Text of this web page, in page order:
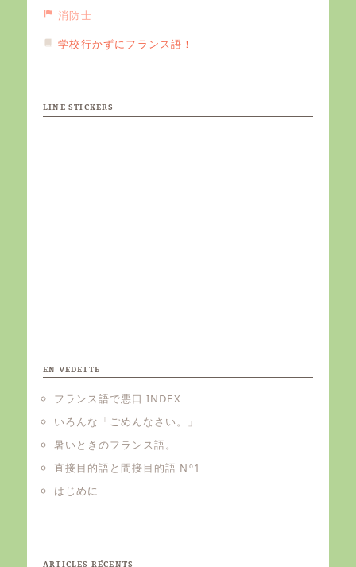
消防士
学校行かずにフランス語！
LINE STICKERS
EN VEDETTE
フランス語で悪口 INDEX
いろんな「ごめんなさい。」
暑いときのフランス語。
直接目的語と間接目的語 Nº1
はじめに
ARTICLES RÉCENTS